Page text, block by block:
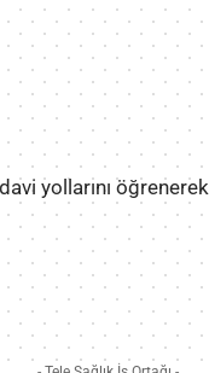
yollarını öğrenerek